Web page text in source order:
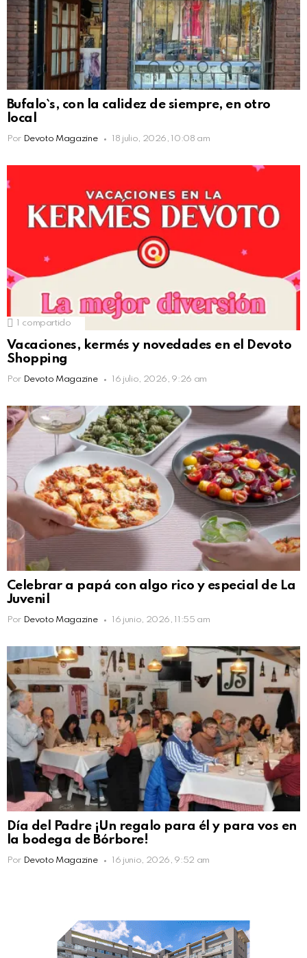
Bufalo`s, con la calidez de siempre, en otro
local
Por Devoto Magazine 18 julio, 2026, 10:08 am
compartido
Vacaciones, kermés y novedades en el Devoto
Shopping
Por Devoto Magazine 16 julio, 2026, 9:26 am
Celebrar a papá con algo rico y especial de La
Juvenil
Por Devoto Magazine 16 junio, 2026, 11:55 am
Día del Padre ¡Un regalo para él y para vos en
la bodega de Bórbore!
Por Devoto Magazine 16 junio, 2026, 9:52 am